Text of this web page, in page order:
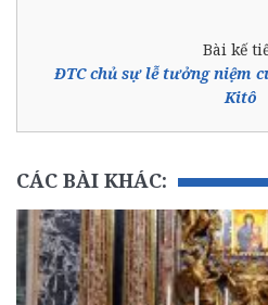
Bài kế
ĐTC chủ sự lễ tưởng niệm
Kitô
CÁC BÀI KHÁC: